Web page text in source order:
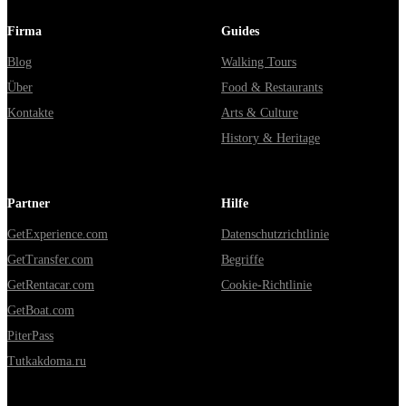
Firma
Blog
Über
Kontakte
Guides
Walking Tours
Food & Restaurants
Arts & Culture
History & Heritage
Partner
GetExperience.com
GetTransfer.com
GetRentacar.com
GetBoat.com
PiterPass
Tutkakdoma.ru
Hilfe
Datenschutzrichtlinie
Begriffe
Cookie-Richtlinie